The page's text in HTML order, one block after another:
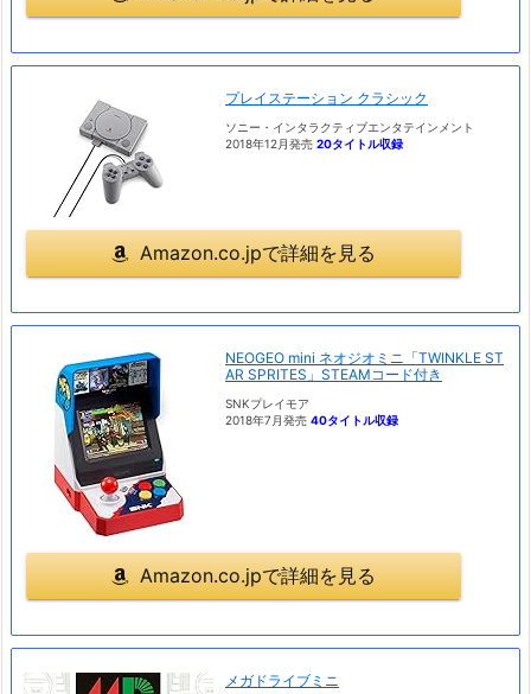
プレイステーション クラシック
ソニー・インタラクティブエンタテインメント
2018年12月発売 20タイトル収録
Amazon.co.jpで詳細を見る
NEOGEO mini ネオジオミニ「TWINKLE ST
AR SPRITES」STEAMコード付き
SNKプレイモア
2018年7月発売 40タイトル収録
Amazon.co.jpで詳細を見る
メガドライブミニ